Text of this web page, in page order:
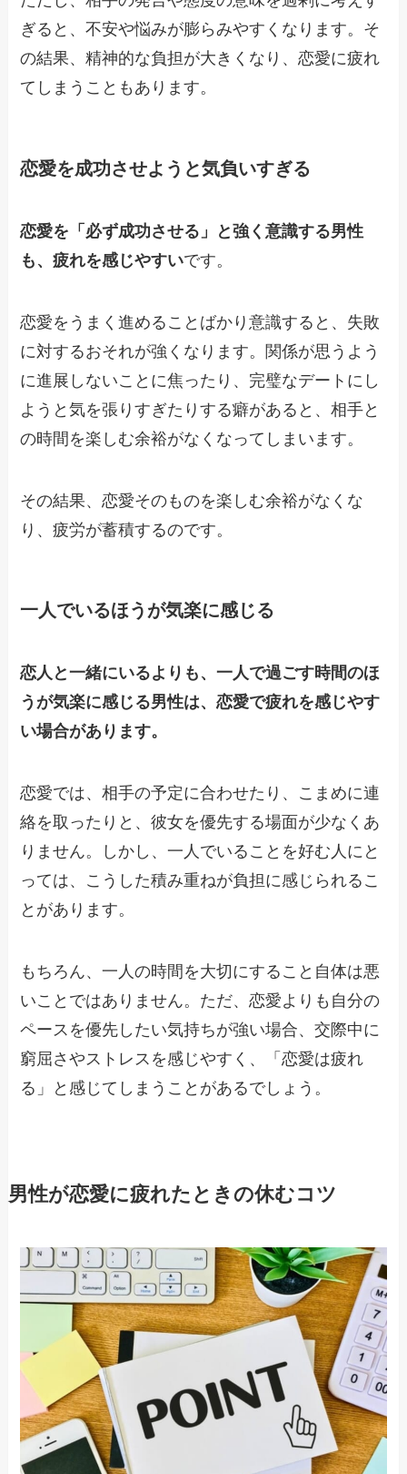
ぎると、不安や悩みが膨らみやすくなります。そ
の結果、精神的な負担が大きくなり、恋愛に疲れ
てしまうこともあります。
恋愛を成功させようと気負いすぎる
恋愛を「必ず成功させる」と強く意識する男性
も、疲れを感じやすいです。
恋愛をうまく進めることばかり意識すると、失敗
に対するおそれが強くなります。関係が思うよう
に進展しないことに焦ったり、完璧なデートにし
ようと気を張りすぎたりする癖があると、相手と
の時間を楽しむ余裕がなくなってしまいます。
その結果、恋愛そのものを楽しむ余裕がなくな
り、疲労が蓄積するのです。
一人でいるほうが気楽に感じる
恋人と一緒にいるよりも、一人で過ごす時間のほ
うが気楽に感じる男性は、恋愛で疲れを感じやす
い場合があります。
恋愛では、相手の予定に合わせたり、こまめに連
絡を取ったりと、彼女を優先する場面が少なくあ
りません。しかし、一人でいることを好む人にと
っては、こうした積み重ねが負担に感じられるこ
とがあります。
もちろん、一人の時間を大切にすること自体は悪
いことではありません。ただ、恋愛よりも自分の
ペースを優先したい気持ちが強い場合、交際中に
窮屈さやストレスを感じやすく、「恋愛は疲れ
る」と感じてしまうことがあるでしょう。
男性が恋愛に疲れたときの休むコツ